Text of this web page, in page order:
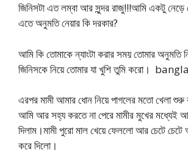
জিনিসটা এত লম্বা আর সুন্দর রাজু!!!আমি একটু নেড়ে
এতে অনুমতি নেয়ার কি দরকার?
আমি কি তোমাকে ন্যাংটা করার সময় তোমার অনুমতি
জিনিসকে নিয়ে তোমার যা খুশি তুমি করো।
এরপর মামী আমার ধোন নিয়ে পাগলের মতো খেলা
আমি আর সহ্য করতে না পেরে মামীর মুখের মধ্যেই
দিলাম।মামী পুরো মাল খেয়ে ফেললো আর চেটে চেটে
করে দিলো।